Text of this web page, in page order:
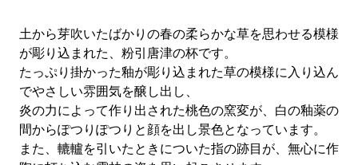
土から芽吹いたばかりの春の柔らかな草を思わせる模様
が彫り込まれた、粉引唐津の杯です。
たっぷり掛かった釉が彫り込まれた草の模様に入り込ん
でやさしい雰囲気を醸し出し、
炎の力によって作り出された桃色の窯変が、白の釉薬の
間からぽつりぽつりと顔を出し景色となっています。
また、轆轤を引いたときについた指の跡目が、無心に作